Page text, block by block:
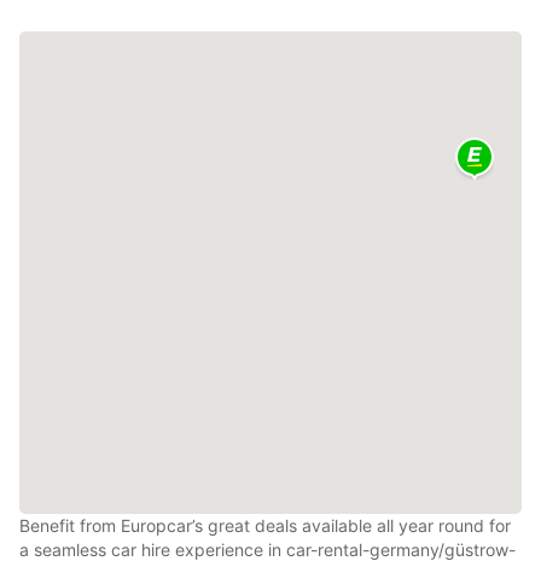
Benefit from Europcar’s great deals available all year round for
a seamless car hire experience in car-rental-germany/güstrow-